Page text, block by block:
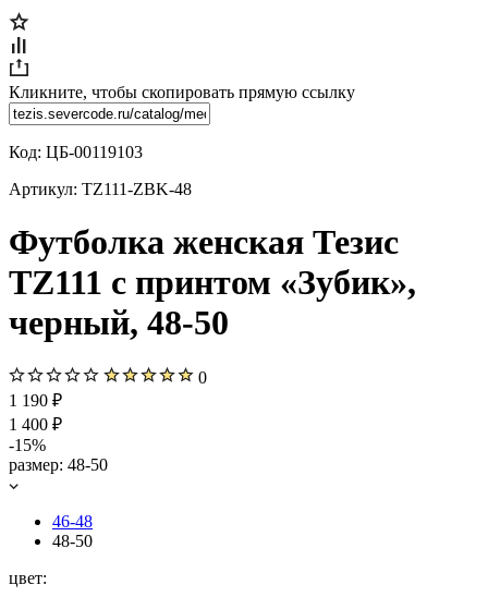
Кликните, чтобы скопировать прямую ссылку
Код: ЦБ-00119103
Артикул: TZ111-ZBK-48
Футболка женская Тезис
TZ111 с принтом «Зубик»,
черный, 48-50
0
1 190 ₽
1 400 ₽
-15%
размер: 48-50
46-48
48-50
цвет: